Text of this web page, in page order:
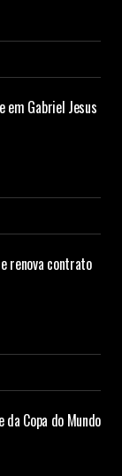
Gabriel Jesus
renova contrato
Copa do Mundo